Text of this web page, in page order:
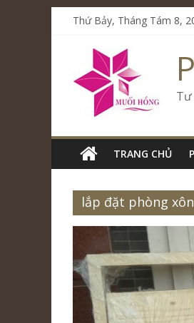
Thứ Bảy, Tháng Tám 8,
Tư
TRANG CHỦ
lắp đặt phòng